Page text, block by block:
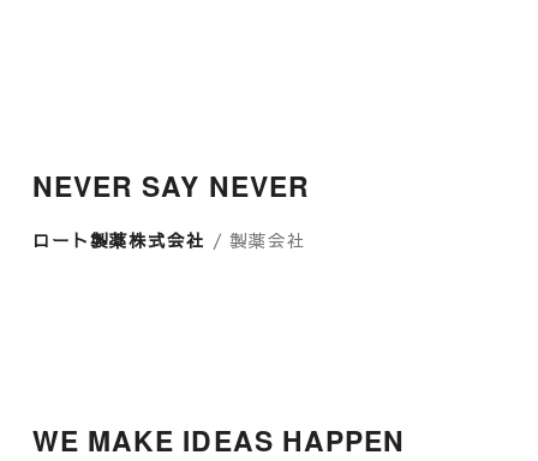
NEVER SAY NEVER
ロート製薬株式会社 / 製薬会社
WE MAKE IDEAS HAPPEN